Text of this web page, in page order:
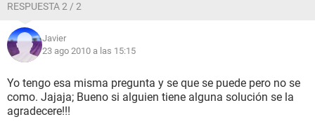
RESPUESTA 2 / 2
Javier
23 ago 2010 a las 15:15
Yo tengo esa misma pregunta y se que se puede pero no se
como. Jajaja; Bueno si alguien tiene alguna solución se la
agradecere!!!